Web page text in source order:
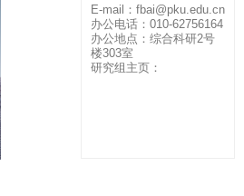
E-mail：fbai@pku.edu.cn
办公电话：010-62756164
办公地点：综合科研2号
楼303室
研究组主页：